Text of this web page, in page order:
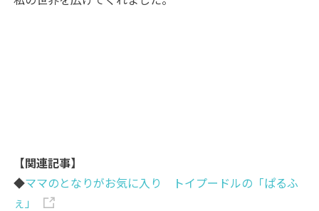
【関連記事】
◆ママのとなりがお気に入り トイプードルの「ぱるふ
ぇ」